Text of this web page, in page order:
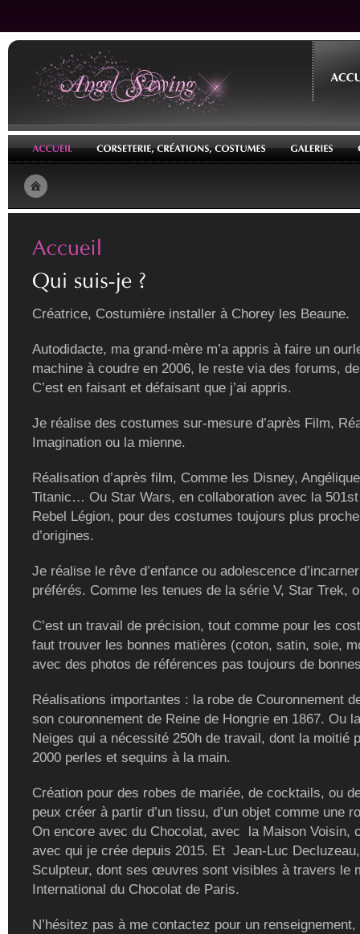
Créatrice, Costumière installer à Chorey les Beaune.
Autodidacte, ma grand-mère m’a appris à faire un
machine à coudre en 2006, le reste via des forums,
C’est en faisant et défaisant que j’ai appris.
Je réalise des costumes sur-mesure d’après Film,
Imagination ou la mienne.
Réalisation d’après film, Comme les Disney,
Titanic… Ou Star Wars, en collaboration avec la
Rebel Légion, pour des costumes toujours plus
d’origines.
Je réalise le rêve d’enfance ou adolescence
préférés. Comme les tenues de la série V, Star Trek,
C’est un travail de précision, tout comme pour les
faut trouver les bonnes matières (coton, satin, soie,
avec des photos de références pas toujours de
Réalisations importantes : la robe de Couronnement
son couronnement de Reine de Hongrie en 1867. Ou
Neiges qui a nécessité 250h de travail, dont la moitié
2000 perles et sequins à la main.
Création pour des robes de mariée, de cocktails, ou
peux créer à partir d’un tissu, d’un objet comme une
On encore avec du Chocolat, avec la Maison Voisin,
avec qui je crée depuis 2015. Et Jean-Luc
Sculpteur, dont ses œuvres sont visibles à travers le
International du Chocolat de Paris.
N’hésitez pas à me contactez pour un